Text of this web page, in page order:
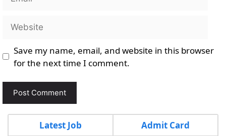
Website
Save my name, email, and website in this browser
for the next time I comment.
Latest Job
Admit Card